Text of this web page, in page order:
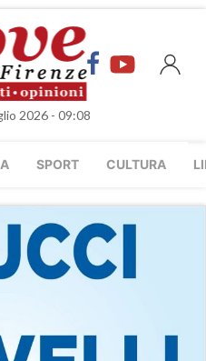
2026 - 09:08
SPORT CULTURA